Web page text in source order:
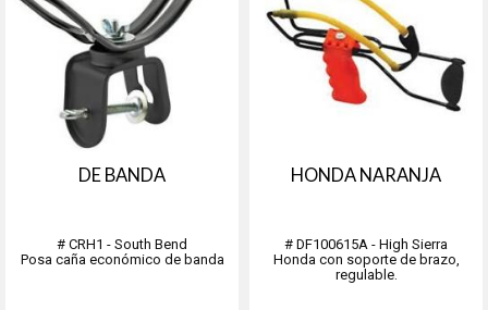
DE BANDA
# CRH1 - South Bend
Posa caña económico de banda
HONDA NARANJA
# DF100615A - High Sierra
Honda con soporte de brazo,
regulable.